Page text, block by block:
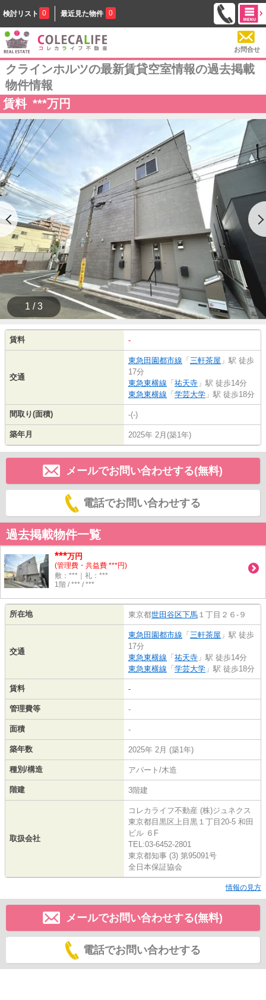
検討リスト 0 最近見た物件 0
お問合せ
クラインホルツの最新賃貸空室情報の過去掲載
物件情報
賃料 ***万円
1 / 3
賃料 -
交通
東急田園都市線 「 三軒茶屋 」駅 徒歩
17分
東急東横線 「 祐天寺 」駅 徒歩14分
東急東横線 「 学芸大学 」駅 徒歩18分
間取り(面積) -(-)
築年月 2025年 2月(築1年)
メールでお問い合わせする(無料)
電話でお問い合わせする
過去掲載物件一覧
***万円
(管理費・共益費 ***円)
敷：***｜礼：***
1階 / *** / ***
所在地 東京都世田谷区下馬 １丁目２６-９
交通
東急田園都市線 「 三軒茶屋 」駅 徒歩
17分
東急東横線 「 祐天寺 」駅 徒歩14分
東急東横線 「 学芸大学 」駅 徒歩18分
賃料 -
管理費等 -
面積 -
築年数 2025年 2月 (築1年)
種別/構造 アパート/木造
階建 3階建
取扱会社
コレカライフ不動産 (株)ジュネクス
東京都目黒区上目黒１丁目20-5 和田
ビル ６F
TEL:03-6452-2801
東京都知事 (3) 第95091号
全日本保証協会
情報の見方
メールでお問い合わせする(無料)
電話でお問い合わせする